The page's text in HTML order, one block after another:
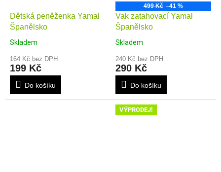
Dětská peněženka Yamal
Španělsko
Skladem
164 Kč bez DPH
199 Kč
Do košíku
499 Kč –41 %
Vak zatahovací Yamal
Španělsko
Skladem
240 Kč bez DPH
290 Kč
Do košíku
VÝPRODEJ!